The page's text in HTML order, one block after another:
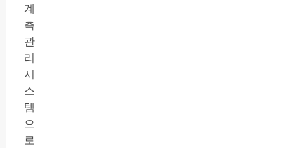
계
측
관
리
시
스
템
으
로